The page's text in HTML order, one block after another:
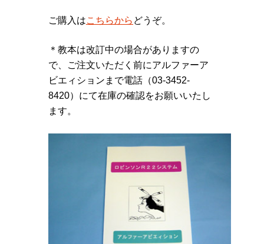
ご購入はこちらから どうぞ。
＊教本は改訂中の場合がありますの
で、ご注文いただく前にアルファーア
ビエィションまで電話（03-3452-
8420）にて在庫の確認をお願いいたし
ます。